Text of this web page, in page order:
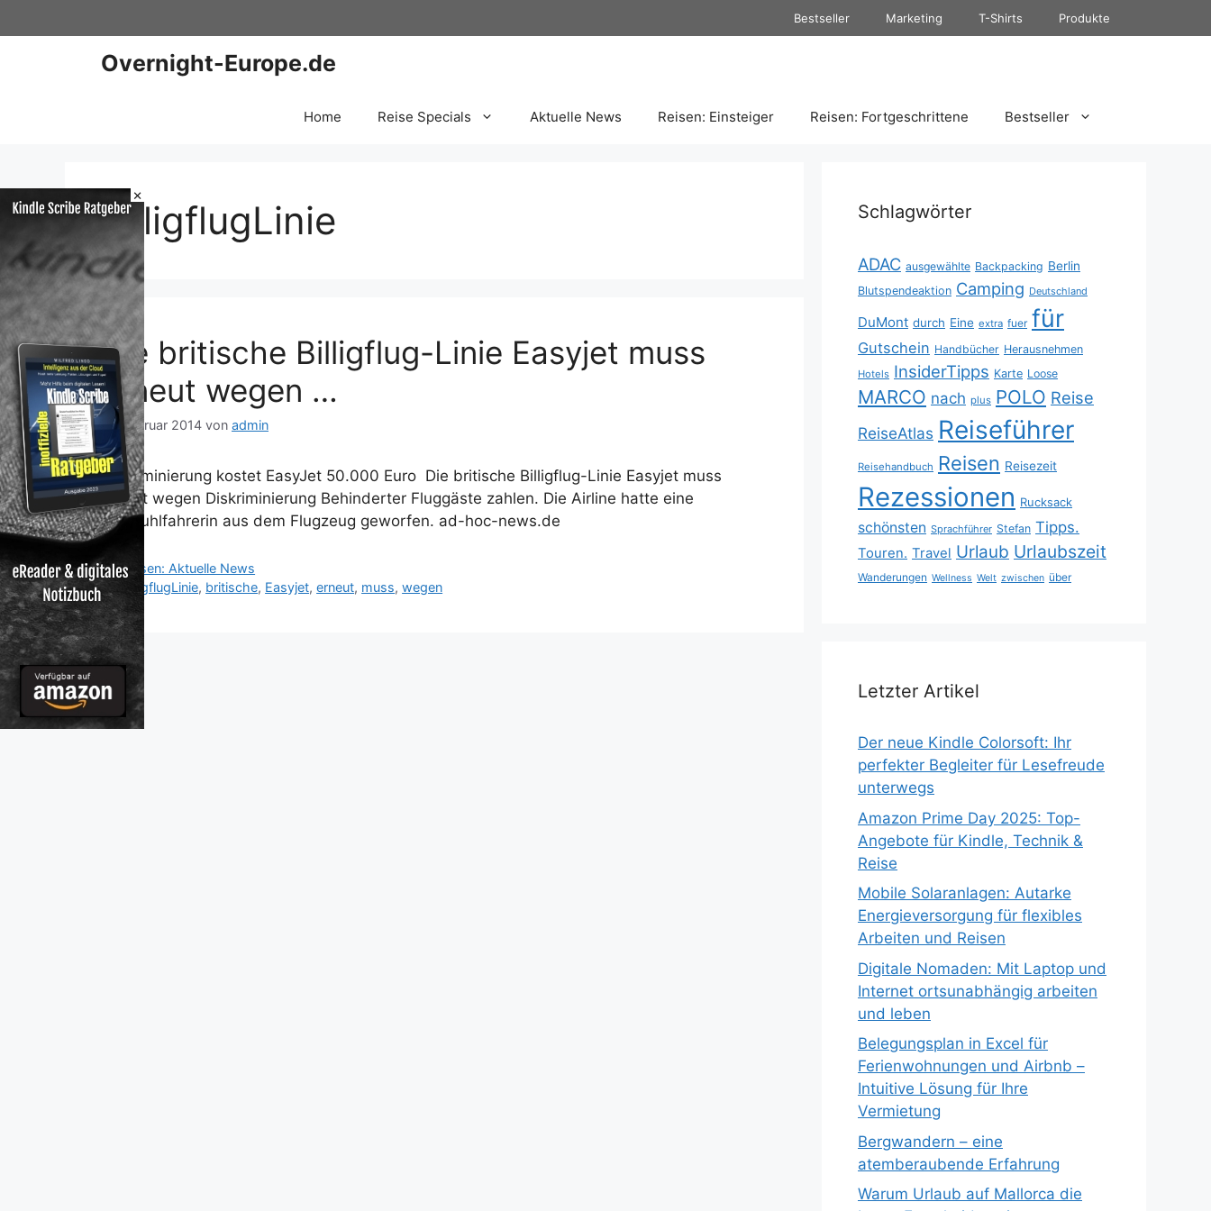
×
Inhalt
Bestseller Marketing T-Shirts Produkte
Overnight-Europe.de
Home Reise Specials Aktuelle News Reisen: Einsteiger Reisen: Fortgeschrittene Bestseller
BilligflugLinie
Die britische Billigflug-Linie Easyjet muss
erneut wegen …
13. Februar 2014 von admin
Diskriminierung kostet EasyJet 50.000 Euro Die britische Billigflug-Linie Easyjet muss
erneut wegen Diskriminierung Behinderter Fluggäste zahlen. Die Airline hatte eine
Rollstuhlfahrerin aus dem Flugzeug geworfen. ad-hoc-news.de
Kategorien
Reisen: Aktuelle News
Schlagwörter
BilligflugLinie, britische, Easyjet,erneut, muss,wegen
Schlagwörter
ADAC ausgewählte Backpacking Berlin
Blutspendeaktion Camping Deutschland
DuMont durch Eine extra fuer für
Gutschein Handbücher Herausnehmen
Hotels InsiderTipps Karte Loose
MARCO nach plus POLO Reise
ReiseAtlas Reiseführer
Reisehandbuch Reisen Reisezeit
Rezessionen Rucksack
schönsten Sprachführer Stefan Tipps.
Touren. Travel Urlaub Urlaubszeit
Wanderungen Wellness Welt zwischen über
Letzter Artikel
Der neue Kindle Colorsoft: Ihr
perfekter Begleiter für Lesefreude
unterwegs
Amazon Prime Day 2025: Top-
Angebote für Kindle, Technik &
Reise
Mobile Solaranlagen: Autarke
Energieversorgung für flexibles
Arbeiten und Reisen
Digitale Nomaden: Mit Laptop und
Internet ortsunabhängig arbeiten
und leben
Belegungsplan in Excel für
Ferienwohnungen und Airbnb –
Intuitive Lösung für Ihre
Vermietung
Bergwandern – eine
atemberaubende Erfahrung
Warum Urlaub auf Mallorca die